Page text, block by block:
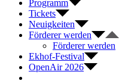
Programm
Tickets
Neuigkeiten
Förderer werden
Förderer werden
Ekhof-Festival
OpenAir 2026